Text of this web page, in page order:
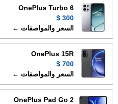
OnePlus Turbo 6
300 $
السعر والمواصفات ←
OnePlus 15R
700 $
السعر والمواصفات ←
OnePlus Pad Go 2